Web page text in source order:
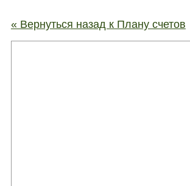
« Вернуться назад к Плану счетов